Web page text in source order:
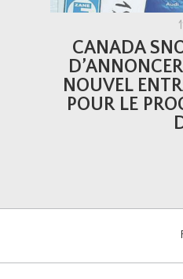
CANADA
NOUVEL
POUR LE